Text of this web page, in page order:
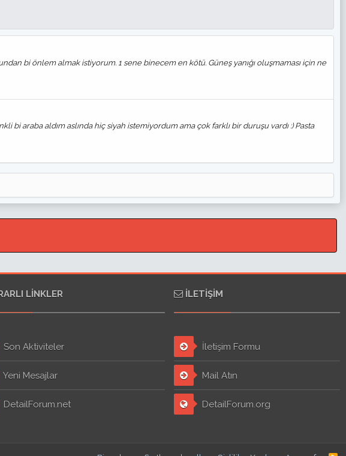
bi önlem almak istiyorum. 1 sene binecem en kötü. Güneş yanığı oluşmaması için ne
bi araba aldım aslında hiç siyah istemiyordum ama çok farklı bir duruşu vardı :) Pasta
LINKLER
Son Aktiviteler
Yeni Mesajlar
DetailForum.net
İLETIŞIM
İletişim Formu
Mail Atın
DetailForum.org